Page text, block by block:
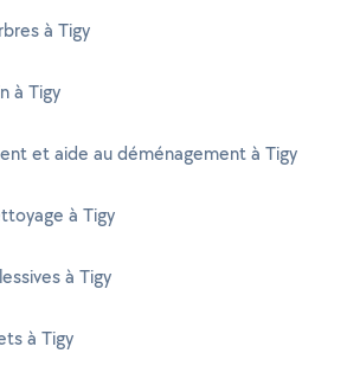
à Tigy
à Tigy
et aide au déménagement à Tigy
à Tigy
à Tigy
à Tigy